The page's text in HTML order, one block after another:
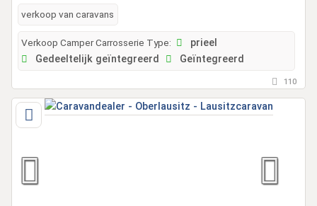
verkoop van caravans
Verkoop Camper Carrosserie Type:
prieel
Gedeeltelijk geïntegreerd
Geïntegreerd
110